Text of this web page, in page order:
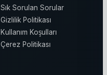
Sık Sorulan Sorular
Gizlilik Politikası
Kullanım Koşulları
Çerez Politikası